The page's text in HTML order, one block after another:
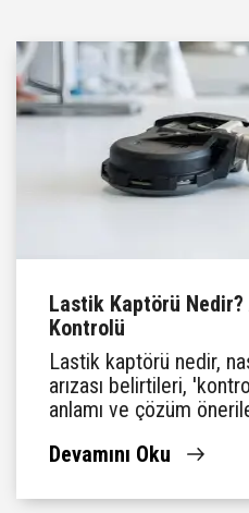
Lastik Kaptörü
Kontrolü
Lastik kaptörü nedir,
arızası belirtileri,
anlamı ve çözüm
Devamını Oku